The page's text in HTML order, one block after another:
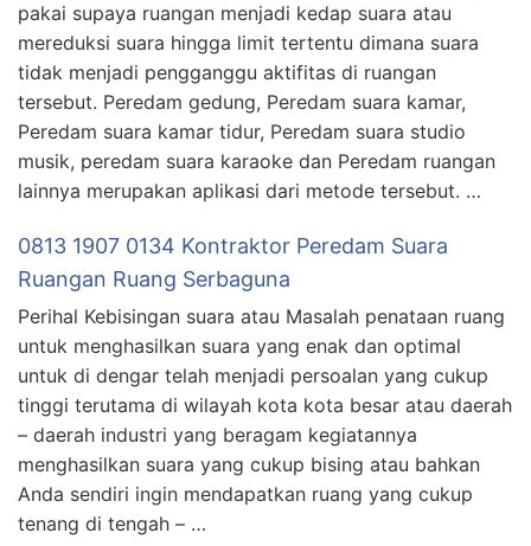
pakai supaya ruangan menjadi kedap suara atau
mereduksi suara hingga limit tertentu dimana suara
tidak menjadi pengganggu aktifitas di ruangan
tersebut. Peredam gedung, Peredam suara kamar,
Peredam suara kamar tidur, Peredam suara studio
musik, peredam suara karaoke dan Peredam ruangan
lainnya merupakan aplikasi dari metode tersebut. …
0813 1907 0134 Kontraktor Peredam Suara
Ruangan Ruang Serbaguna
Perihal Kebisingan suara atau Masalah penataan ruang
untuk menghasilkan suara yang enak dan optimal
untuk di dengar telah menjadi persoalan yang cukup
tinggi terutama di wilayah kota kota besar atau daerah
– daerah industri yang beragam kegiatannya
menghasilkan suara yang cukup bising atau bahkan
Anda sendiri ingin mendapatkan ruang yang cukup
tenang di tengah – …